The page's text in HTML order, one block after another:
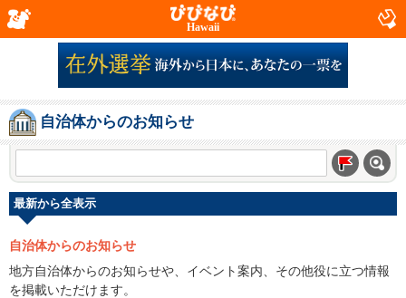
Hawaii
自治体からのお知らせ
最新から全表示
自治体からのお知らせ
地方自治体からのお知らせや、イベント案内、その他役に立つ情報
を掲載いただけます。